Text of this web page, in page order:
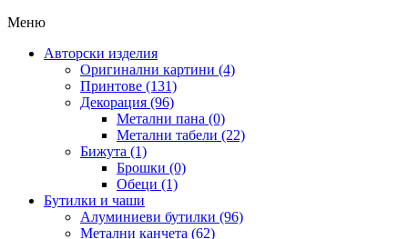
Меню
Авторски изделия
Оригинални картини (4)
Принтове (131)
Декорация (96)
Метални пана (0)
Метални табели (22)
Бижута (1)
Брошки (0)
Обеци (1)
Бутилки и чаши
Алуминиеви бутилки (96)
Метални канчета (62)